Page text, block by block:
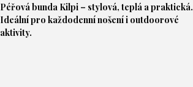
Péřová bunda Kilpi – stylová, teplá a praktická.
Ideální pro každodenní nošení i outdoorové
aktivity.